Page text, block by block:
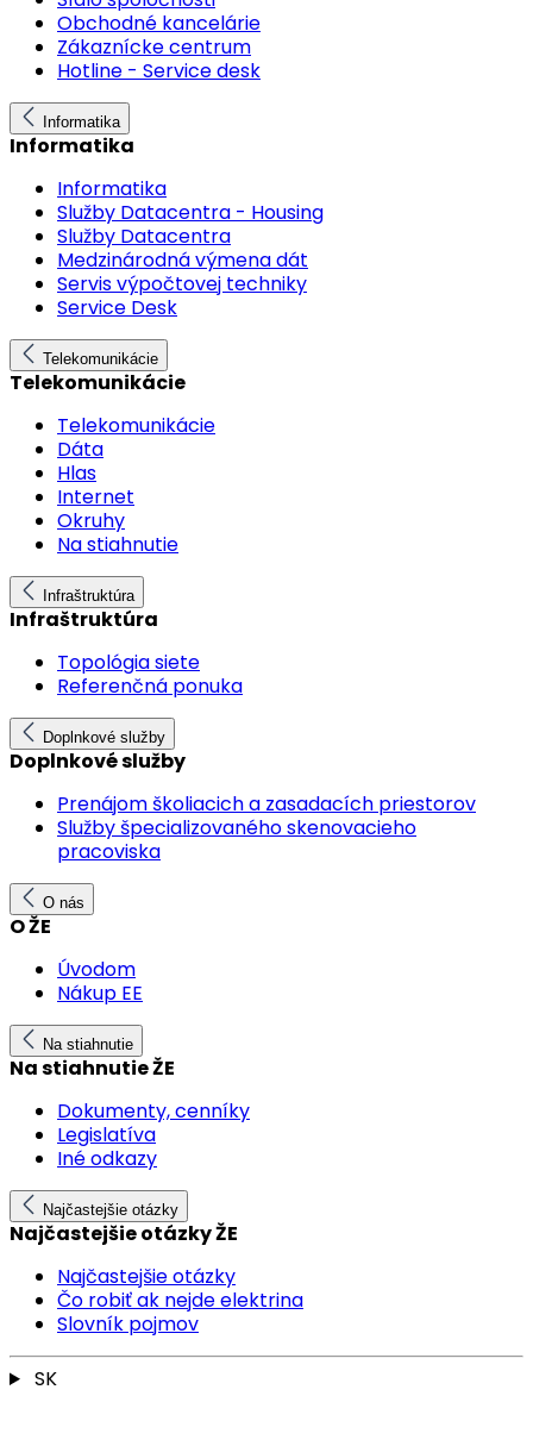
Obchodné kancelárie
Zákaznícke centrum
Hotline - Service desk
Informatika
Informatika
Informatika
Služby Datacentra - Housing
Služby Datacentra
Medzinárodná výmena dát
Servis výpočtovej techniky
Service Desk
Telekomunikácie
Telekomunikácie
Telekomunikácie
Dáta
Hlas
Internet
Okruhy
Na stiahnutie
Infraštruktúra
Infraštruktúra
Topológia siete
Referenčná ponuka
Doplnkové služby
Doplnkové služby
Prenájom školiacich a zasadacích priestorov
Služby špecializovaného skenovacieho
pracoviska
O nás
O ŽE
Úvodom
Nákup EE
Na stiahnutie
Na stiahnutie ŽE
Dokumenty, cenníky
Legislatíva
Iné odkazy
Najčastejšie otázky
Najčastejšie otázky ŽE
Najčastejšie otázky
Čo robiť ak nejde elektrina
Slovník pojmov
SK